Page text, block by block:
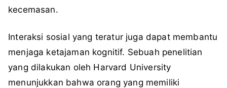
kecemasan.
Interaksi sosial yang teratur juga dapat membantu
menjaga ketajaman kognitif. Sebuah penelitian
yang dilakukan oleh Harvard University
menunjukkan bahwa orang yang memiliki